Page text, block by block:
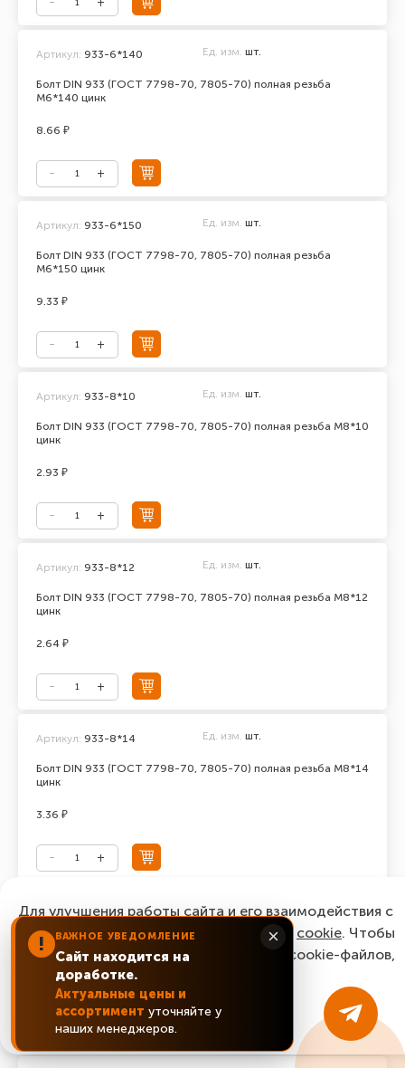
Болт DIN 933 (ГОСТ 7798-70, 7805-70) полная резьба
М6*140 цинк
Артикул: 933-6*140 Ед. изм. шт.
8.66 ₽
Болт DIN 933 (ГОСТ 7798-70, 7805-70) полная резьба
М6*150 цинк
Артикул: 933-6*150 Ед. изм. шт.
9.33 ₽
Болт DIN 933 (ГОСТ 7798-70, 7805-70) полная резьба М8*10
цинк
Артикул: 933-8*10 Ед. изм. шт.
2.93 ₽
Болт DIN 933 (ГОСТ 7798-70, 7805-70) полная резьба М8*12
цинк
Артикул: 933-8*12 Ед. изм. шт.
2.64 ₽
Болт DIN 933 (ГОСТ 7798-70, 7805-70) полная резьба М8*14
цинк
Артикул: 933-8*14 Ед. изм. шт.
3.36 ₽
Болт DIN 933 (ГОСТ 7798-70, 7805-70) полная резьба М8*16
цинк
Артикул: 933-8*16 Ед. изм. шт.
2.64 ₽
! ВАЖНОЕ УВЕДОМЛЕНИЕ
Сайт находится на
доработке.
Актуальные цены и
ассортимент уточняйте у
наших менеджеров.
×
Для улучшения работы сайта и его взаимодействия с
пользователями мы используем файлы cookie. Чтобы
согласиться с нашим использованием cookie-файлов,
нажмите “Ок, понятно!”
ОК, понятно!